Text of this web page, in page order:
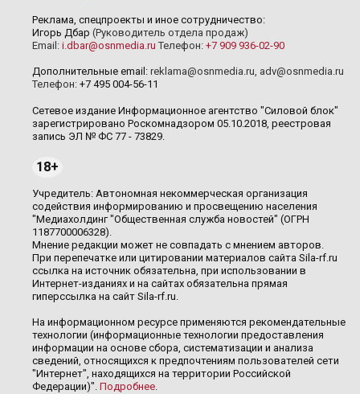
Реклама, спецпроекты и иное сотрудничество:
Игорь Дбар (Руководитель отдела продаж)
Email: i.dbar@osnmedia.ru Телефон: +7 909 936-02-90
Дополнительные email: reklama@osnmedia.ru, adv@osnmedia.ru
Телефон: +7 495 004-56-11
Сетевое издание Информационное агентство "Силовой блок"
зарегистрировано Роскомнадзором 05.10.2018, реестровая
запись ЭЛ № ФС 77 - 73829.
18+
Учредитель: Автономная некоммерческая организация
содействия информированию и просвещению населения
"Медиахолдинг "Общественная служба новостей" (ОГРН
1187700006328).
Мнение редакции может не совпадать с мнением авторов.
При перепечатке или цитировании материалов сайта Sila-rf.ru
ссылка на источник обязательна, при использовании в
Интернет-изданиях и на сайтах обязательна прямая
гиперссылка на сайт Sila-rf.ru.
На информационном ресурсе применяются рекомендательные
технологии (информационные технологии предоставления
информации на основе сбора, систематизации и анализа
сведений, относящихся к предпочтениям пользователей сети
"Интернет", находящихся на территории Российской
Федерации)". Подробнее.